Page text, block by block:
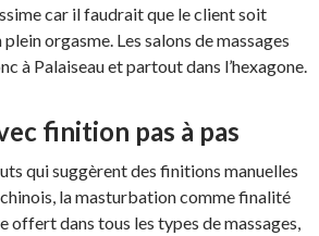
car il faudrait que le client soit
orgasme. Les salons de massages
à Palaiseau et partout dans l’hexagone.
finition pas à pas
qui suggèrent des finitions manuelles
la masturbation comme finalité
offert dans tous les types de massages,